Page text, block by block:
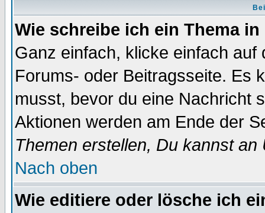
Wie schreibe ich ein Thema
Ganz einfach, klicke einfach
Forums- oder Beitragsseite. Es
musst, bevor du eine Nachricht
Aktionen werden am Ende der
Themen erstellen, Du kannst
Nach oben
Wie editiere oder lösche ich